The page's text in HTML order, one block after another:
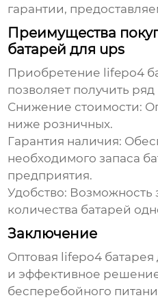
гарантии,
Преимущества
батарей для ups
Приобретение lifepo4
позволяет получить
Снижение стоимости:
ниже розничных.
Гарантия наличия:
необходимого запаса
предприятия.
Удобство: Возможность
количества батарей
Заключение
Оптовая lifepo4 батарея
и эффективное
бесперебойного